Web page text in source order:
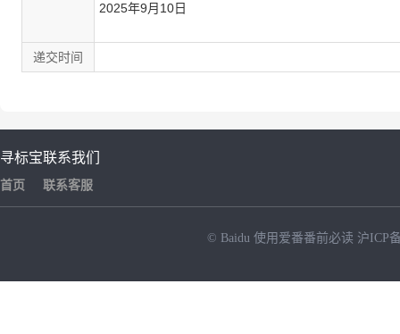
2025年9月 10日
递交时间
寻标宝
首页
联系我们
联系客服
© Baidu 使用爱番番前必读 沪ICP